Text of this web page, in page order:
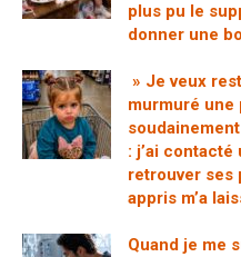
plus pu le
donner une
» Je veux
murmuré une
: j’ai
retrouver ses
appris m’a
Quand je me